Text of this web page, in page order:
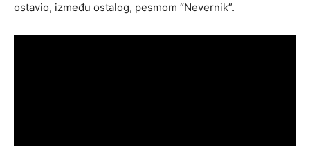
ostavio, između ostalog, pesmom “Nevernik”.